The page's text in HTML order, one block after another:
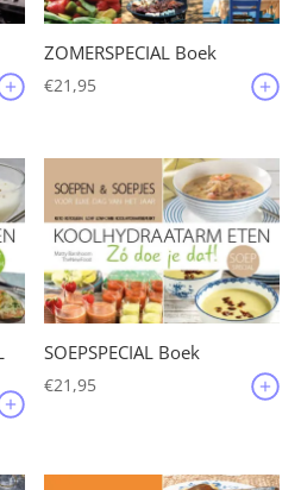
ZOMERSPECIAL Boek
€21,95
SOEPSPECIAL Boek
€21,95